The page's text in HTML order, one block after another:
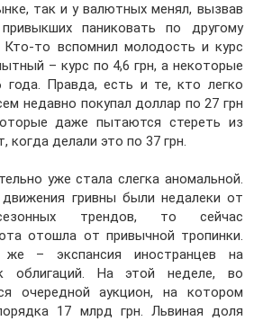
так и у валютных менял, вызвав
паниковать по другому
Кто-то вспомнил молодость и курс
– курс по 4,6 грн, а некоторые
года. Правда, есть и те, кто легко
недавно покупал доллар по 27 грн
даже пытаются стереть из
когда делали это по 37 грн.
уже стала слегка аномальной.
гривны были недалеки от
трендов, то сейчас
отошла от привычной тропинки.
– экспансия иностранцев на
облигаций. На этой неделе, во
очередной аукцион, на котором
17 млрд грн. Львиная доля